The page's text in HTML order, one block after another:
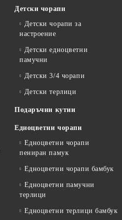
Детски чорапи
Детски чорапи за
настроение
Детски едноцветни
памучни
Детски 3/4 чорапи
Детски терлици
Подаръчни кутии
Едноцветни чорапи
Едноцветни чорапи
пениран памук
Едноцветни чорапи бамбук
Едноцветни памучни
терлици
Едноцветни терлици бамбук